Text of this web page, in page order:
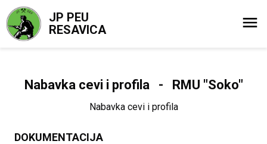
JP PEU
RESAVICA
Nabavka cevi i profila - RMU "Soko"
Nabavka cevi i profila
DOKUMENTACIJA